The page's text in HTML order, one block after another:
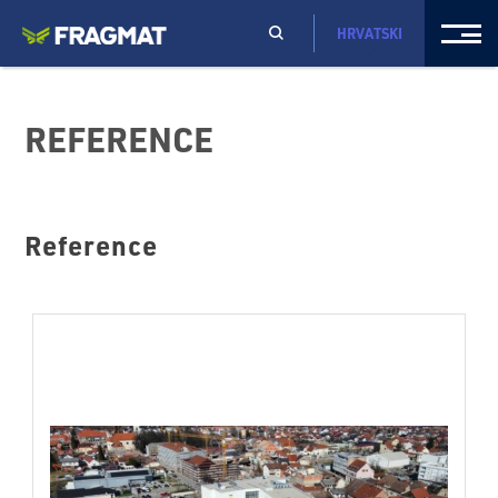
HRVATSKI
REFERENCE
Reference